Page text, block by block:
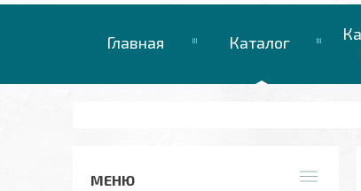
Главная Каталог